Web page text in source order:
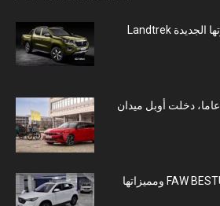
” ستافيم بيجو ” تطلق سيارتها الجديدة Landtrek
21 جانفي 1899: قبل 125 عاما، دخلت أوبل ميدان
مواصفات سيارة FAW BESTURN X40 ومميزاتها